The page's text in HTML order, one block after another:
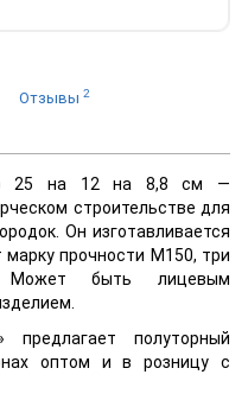
Отзывы 2
25 на 12 на 8,8 см —
строительстве для
Он изготавливается
прочности М150, три
Может быть лицевым
полуторный
оптом и в розницу с